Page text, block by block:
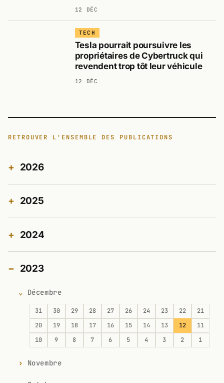
12 DÉC
TECH
Tesla pourrait poursuivre les
propriétaires de Cybertruck qui
revendent trop tôt leur véhicule
12 DÉC
RETROUVER L'ENSEMBLE DES PUBLICATIONS
2026
2025
2024
2023
Décembre
31 30 29 28 27 26 24 23 22
21
20
19 18 17 16 15 14 13 12
11
10
9 8 7 6 5 4 3 2 1
Novembre